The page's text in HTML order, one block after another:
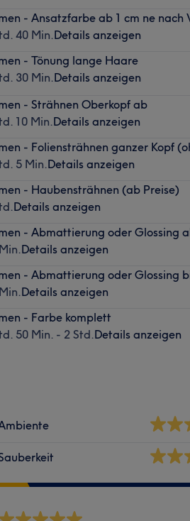
- Ansatzfarbe ab 1 cm ne nach
40 Min.Details anzeigen
- Tönung lange Haare
30 Min.Details anzeigen
- Strähnen Oberkopf ab
10 Min.Details anzeigen
- Foliensträhnen ganzer Kopf
5 Min.Details anzeigen
- Haubensträhnen (ab Preise)
Details anzeigen
- Abmattierung oder Glossing
Details anzeigen
- Abmattierung oder Glossing
Details anzeigen
- Farbe komplett
50 Min. - 2 Std.Details anzeigen